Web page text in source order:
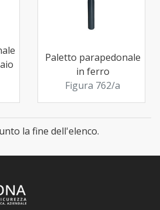
Paletto parapedonale
in ferro
Figura 762/a
la fine dell'elenco.